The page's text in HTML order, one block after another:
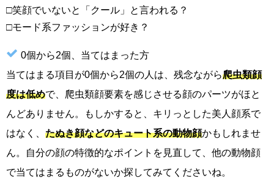
□笑顔でいないと「クール」と言われる？
□モード系ファッションが好き？
0個から2個、当てはまった方
当てはまる項目が0個から2個の人は、残念ながら爬虫類顔
度は低めで、爬虫類顔要素を感じさせる顔のパーツがほと
んどありません。もしかすると、キリっとした美人顔系で
はなく、 たぬき顔などのキュート系の動物顔かもしれませ
ん。自分の顔の特徴的なポイントを見直して、他の動物顔
で当てはまるものがないか探してみてくださいね。